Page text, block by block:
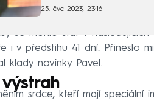
25. čvc 2023, 23:16
se mohlo stát v následujících
i v předstihu 41 dní. Přineslo
klady novinky Pavel.
srdce, kteří mají speciální